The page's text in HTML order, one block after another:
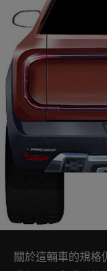
關於這輛車的規格